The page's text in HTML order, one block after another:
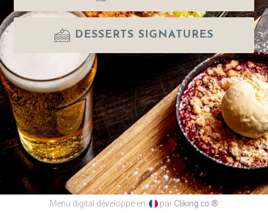
DESSERTS SIGNATURES
Menu digital développé en par Cliking.co ®